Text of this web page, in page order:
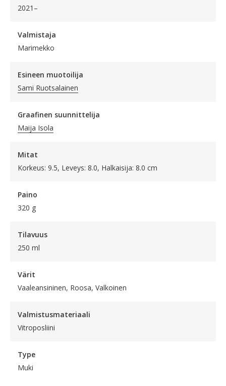
2021–
Valmistaja
Marimekko
Esineen muotoilija
Sami Ruotsalainen
Graafinen suunnittelija
Maija Isola
Mitat
Korkeus: 9.5, Leveys: 8.0, Halkaisija: 8.0 cm
Paino
320 g
Tilavuus
250 ml
Värit
Vaaleansininen, Roosa, Valkoinen
Valmistusmateriaali
Vitroposliini
Type
Muki